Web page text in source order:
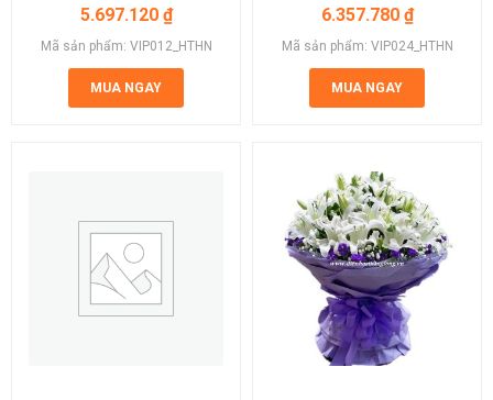
5.697.120 ₫
Mã sản phẩm: VIP012_HTHN
MUA NGAY
6.357.780 ₫
Mã sản phẩm: VIP024_HTHN
MUA NGAY